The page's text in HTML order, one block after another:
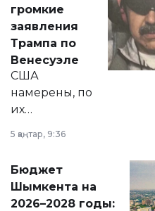
вопросов армии,
экономики и
личного здоровья.
громкие
заявления
Трампа по
Венесуэле
США
намерены, по
их
принести
народу
Венесуэлы.
5 қаңтар, 9:36
Бюджет
Шымкента на
2026–2028 годы: